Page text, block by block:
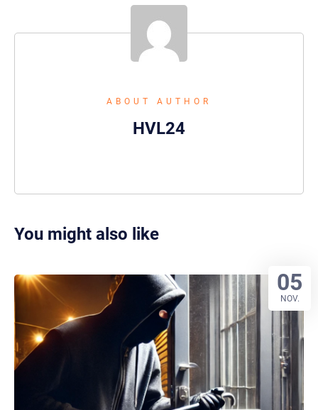
ABOUT AUTHOR
HVL24
You might also like
05
NOV.